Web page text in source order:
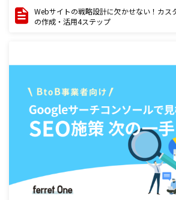
Webサイトの戦略設計に欠かせない！カス
の作成・活用4ステップ